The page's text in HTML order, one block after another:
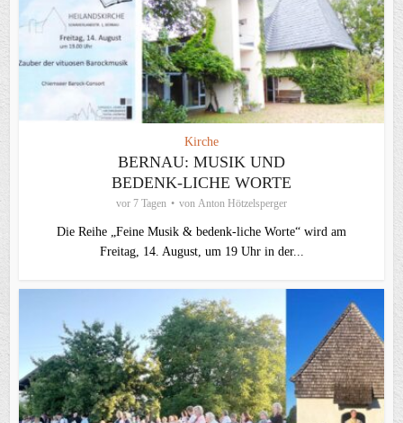
Kirche
BERNAU: MUSIK UND
BEDENK-LICHE WORTE
vor 7 Tagen von Anton Hötzelsperger
Die Reihe „Feine Musik & bedenk-liche Worte“ wird am
Freitag, 14. August, um 19 Uhr in der...